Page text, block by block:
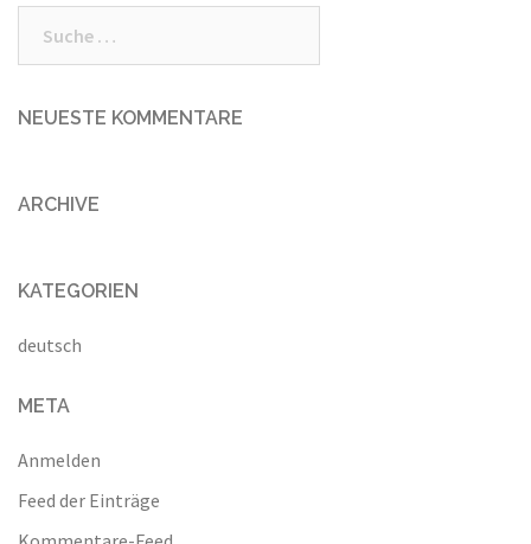
nach:
NEUESTE KOMMENTARE
ARCHIVE
KATEGORIEN
deutsch
META
Anmelden
Feed der Einträge